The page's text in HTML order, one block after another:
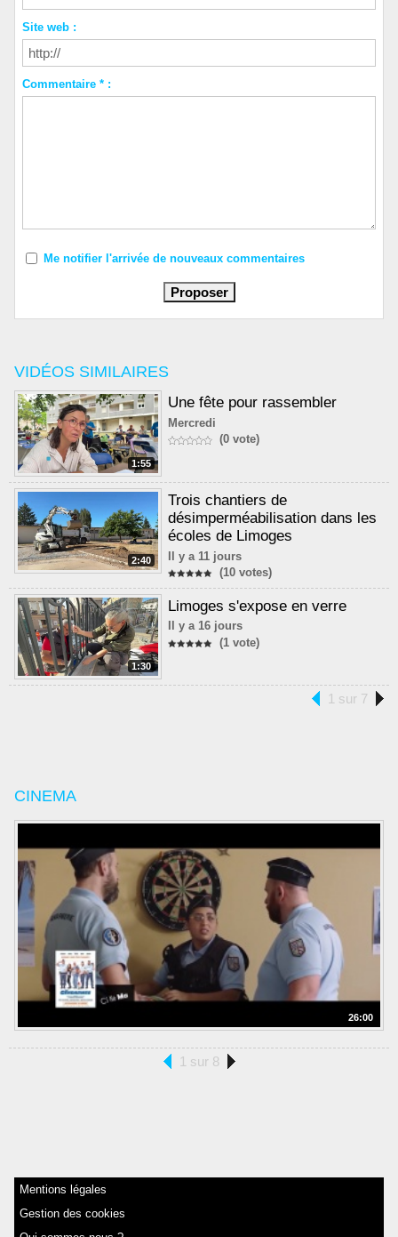
VIDÉOS SIMILAIRES
1:55
Une fête pour rassembler
Mercredi
(0 vote)
2:40
Trois chantiers de
désimperméabilisation dans les
écoles de Limoges
Il y a 11 jours
(10 votes)
1:30
Limoges s'expose en verre
Il y a 16 jours
(1 vote)
1 sur 7
CINEMA
26:00
1 sur 8
Site web :
Commentaire * :
Me notifier l'arrivée de nouveaux commentaires
Mentions légales
Gestion des cookies